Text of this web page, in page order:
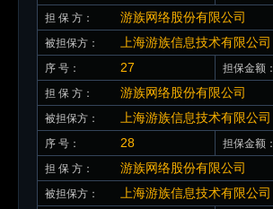
担 保 方： 游族网络股份有限公司
被担保方： 上海游族信息技术有限公司
序 号： 27 担保金额：
担 保 方： 游族网络股份有限公司
被担保方： 上海游族信息技术有限公司
序 号： 28 担保金额：
担 保 方： 游族网络股份有限公司
被担保方： 上海游族信息技术有限公司